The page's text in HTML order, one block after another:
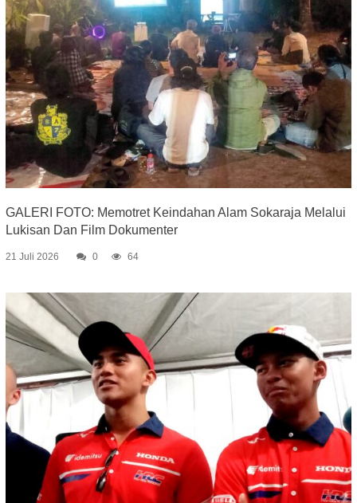
GALERI FOTO: Memotret Keindahan Alam Sokaraja Melalui
Lukisan Dan Film Dokumenter
21 Juli 2026 0 64